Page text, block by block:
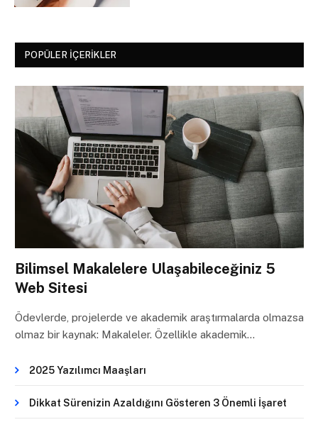
POPÜLER İÇERIKLER
Bilimsel Makalelere Ulaşabileceğiniz 5
Web Sitesi
Ödevlerde, projelerde ve akademik araştırmalarda olmazsa
olmaz bir kaynak: Makaleler. Özellikle akademik…
2025 Yazılımcı Maaşları
Dikkat Sürenizin Azaldığını Gösteren 3 Önemli İşaret